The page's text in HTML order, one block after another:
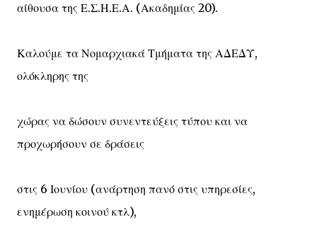
αίθουσα της Ε.Σ.Η.Ε.Α. (Ακαδημίας 20).
Καλούμε τα Νομαρχιακά Τμήματα της ΑΔΕΔΥ,
ολόκληρης της
χώρας να δώσουν συνεντεύξεις τύπου και να
προχωρήσουν σε δράσεις
στις 6 Ιουνίου (ανάρτηση πανό στις υπηρεσίες,
ενημέρωση κοινού κτλ),